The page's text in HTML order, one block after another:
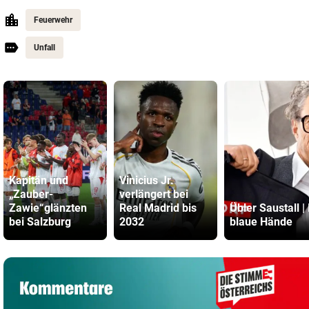
Feuerwehr
Unfall
Kapitän und
„Zauber-
Zawie“glänzten
bei Salzburg
Vinicius Jr.
verlängert bei
Real Madrid bis
2032
Übler Saustall |
blaue Hände